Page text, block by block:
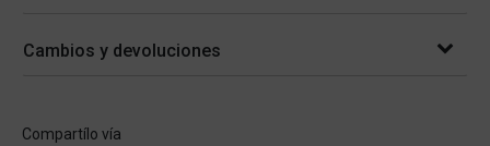
Cambios y devoluciones
Compartílo vía